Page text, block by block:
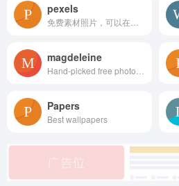
pexels
magdeleine
Papers
Best wallpapers